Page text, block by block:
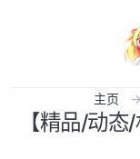
主页
【精品/动